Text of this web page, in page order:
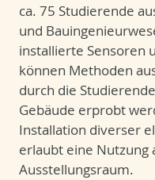
ca. 75 Studierende
und
installierte Sensoren
können Methoden
durch die
Gebäude erprobt
Installation diverser
erlaubt eine Nutzung
Ausstellungsraum.